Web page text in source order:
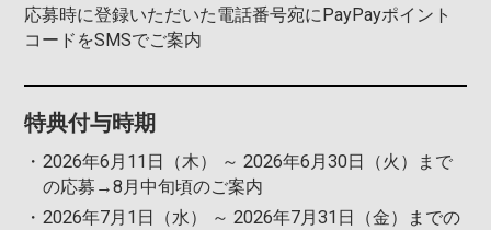
応募時に登録いただいた電話番号宛にPayPayポイント
コードをSMSでご案内
特典付与時期
・ 2026年6月11日（木） ～ 2026年6月30日（火）まで
の応募→8月中旬頃のご案内
・ 2026年7月1日（水） ～ 2026年7月31日（金）までの